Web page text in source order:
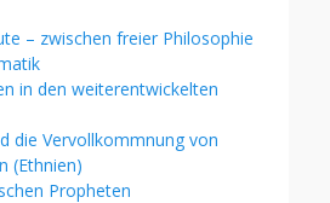
– zwischen freier Philosophie
in den weiterentwickelten
die Vervollkommnung von
(Ethnien)
Propheten